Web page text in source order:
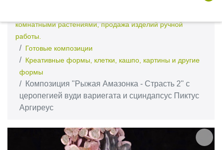
комнатными растениями, продажа изделий ручной
работы.
Готовые композиции
Креативные формы, клетки, кашпо, картины и другие
формы
Композиция "Рыжая Амазонка - Страсть 2" с
церопегией вуди вариегата и сциндапсус Пиктус
Аргиреус